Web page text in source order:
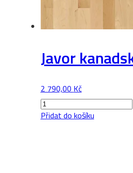
Javor
2 790,00 Kč
Javor
kanadský
Přidat do košíku